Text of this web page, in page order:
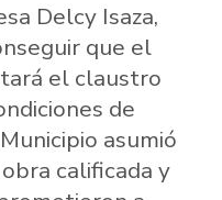
Delcy Isaza,
que el
el claustro
de
asumió
calificada y